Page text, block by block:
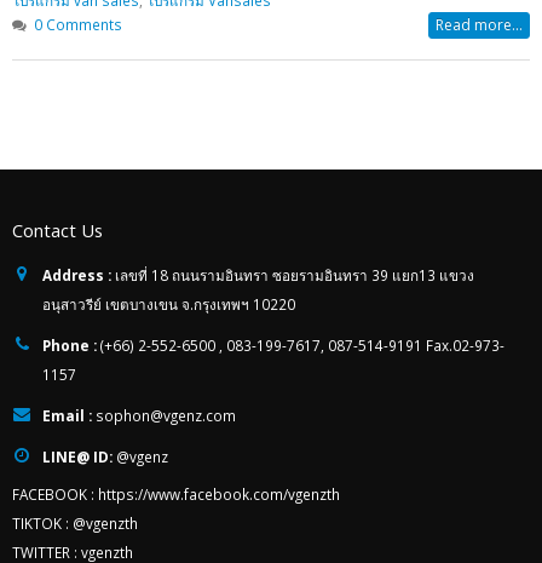
0 Comments
Read more...
Contact Us
Address : เลขที่ 18 ถนนรามอินทรา ซอยรามอินทรา 39 แยก13 แขวง
อนุสาวรีย์ เขตบางเขน จ.กรุงเทพฯ 10220
Phone :(+66) 2-552-6500 , 083-199-7617, 087-514-9191 Fax.02-973-
1157
Email : sophon@vgenz.com
LINE@ ID: @vgenz
FACEBOOK : https://www.facebook.com/vgenzth
TIKTOK : @vgenzth
TWITTER : vgenzth